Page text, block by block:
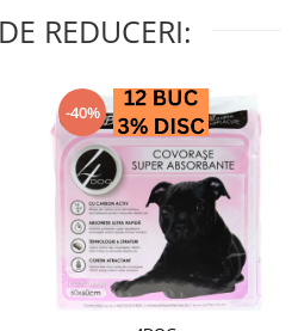
REDUCERI:
-40%